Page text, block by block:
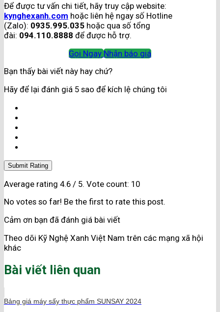
Để được tư vấn chi tiết, hãy truy cập website:
kynghexanh.com hoặc liên hệ ngay số Hotline
(Zalo): 0935.995.035 hoặc qua số tổng
đài: 094.110.8888 để được hỗ trợ.
Gọi Ngay Nhận báo giá
Bạn thấy bài viết này hay chứ?
Hãy để lại đánh giá 5 sao để kích lệ chúng tôi
Submit Rating
Average rating 4.6 / 5. Vote count: 10
No votes so far! Be the first to rate this post.
Cảm ơn bạn đã đánh giá bài viết
Theo dõi Kỹ Nghệ Xanh Việt Nam trên các mạng xã hội
khác
Bài viết liên quan
Bảng giá máy sấy thực phẩm SUNSAY 2024